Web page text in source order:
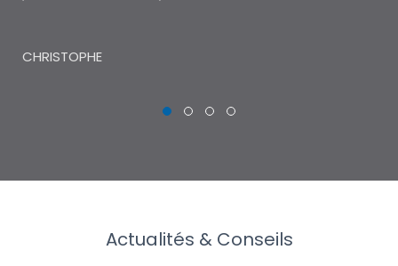
CHRISTOPHE
Actualités & Conseils